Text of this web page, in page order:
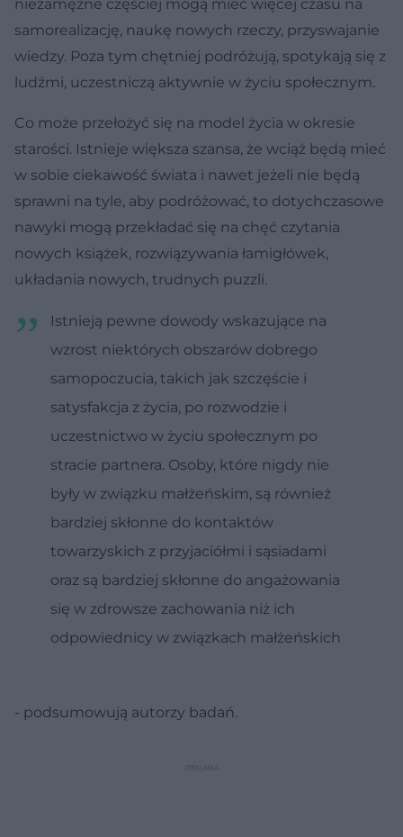
niezamężne częściej mogą mieć więcej czasu na
samorealizację, naukę nowych rzeczy, przyswajanie
wiedzy. Poza tym chętniej podróżują, spotykają się z
ludźmi, uczestniczą aktywnie w życiu społecznym.
Co może przełożyć się na model życia w okresie
starości. Istnieje większa szansa, że wciąż będą mieć
w sobie ciekawość świata i nawet jeżeli nie będą
sprawni na tyle, aby podróżować, to dotychczasowe
nawyki mogą przekładać się na chęć czytania
nowych książek, rozwiązywania łamigłówek,
układania nowych, trudnych puzzli.
Istnieją pewne dowody wskazujące na
wzrost niektórych obszarów dobrego
samopoczucia, takich jak szczęście i
satysfakcja z życia, po rozwodzie i
uczestnictwo w życiu społecznym po
stracie partnera. Osoby, które nigdy nie
były w związku małżeńskim, są również
bardziej skłonne do kontaktów
towarzyskich z przyjaciółmi i sąsiadami
oraz są bardziej skłonne do angażowania
się w zdrowsze zachowania niż ich
odpowiednicy w związkach małżeńskich
- podsumowują autorzy badań.